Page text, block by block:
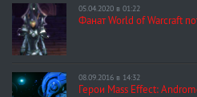
05.04.2020 в 01:22
Фанат World of Warcraft
08.09.2016 в 14:32
Герои Mass Effect: